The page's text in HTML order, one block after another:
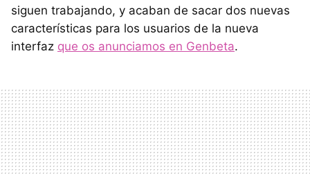
siguen trabajando, y acaban de sacar dos nuevas
características para los usuarios de la nueva
interfaz que os anunciamos en Genbeta.